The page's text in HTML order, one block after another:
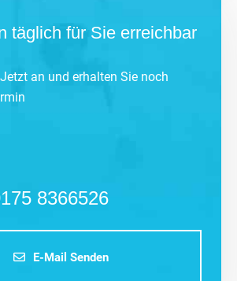
täglich für Sie erreichbar
an und erhalten Sie noch
8366526
E-Mail Senden